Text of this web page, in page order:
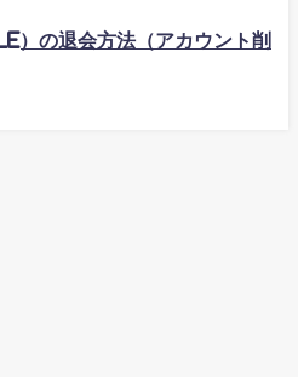
の退会方法（アカウント削